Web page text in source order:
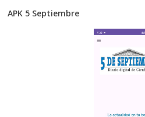
APK 5 Septiembre